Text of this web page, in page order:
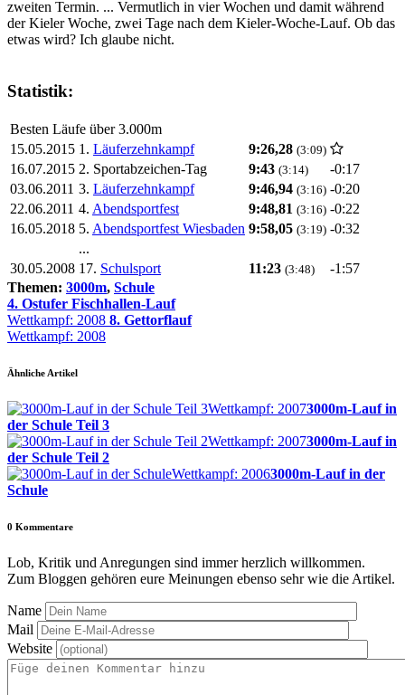
zweiten Termin. ... Vermutlich in vier Wochen und damit während
der Kieler Woche, zwei Tage nach dem Kieler-Woche-Lauf. Ob das
etwas wird? Ich glaube nicht.
Statistik:
Besten Läufe über 3.000m
15.05.2015 1. Läuferzehnkampf 9:26,28 (3:09)
16.07.2015 2. Sportabzeichen-Tag 9:43 (3:14)
-0:17
03.06.2011 3. Läuferzehnkampf 9:46,94 (3:16) -0:20
22.06.2011 4. Abendsportfest 9:48,81 (3:16) -0:22
16.05.2018 5. Abendsportfest Wiesbaden 9:58,05 (3:19) -0:32
...
30.05.2008 17. Schulsport 11:23 (3:48)
-1:57
Themen: 3000m, Schule
4. Ostufer Fischhallen-Lauf
Wettkampf: 2008 8. Gettorflauf
Wettkampf: 2008
Ähnliche Artikel
Wettkampf: 20073000m-Lauf in
der Schule Teil 3
Wettkampf: 20073000m-Lauf in
der Schule Teil 2
Wettkampf: 20063000m-Lauf in der
Schule
0 Kommentare
Lob, Kritik und Anregungen sind immer herzlich willkommen.
Zum Bloggen gehören eure Meinungen ebenso sehr wie die Artikel.
Name
Mail
Website